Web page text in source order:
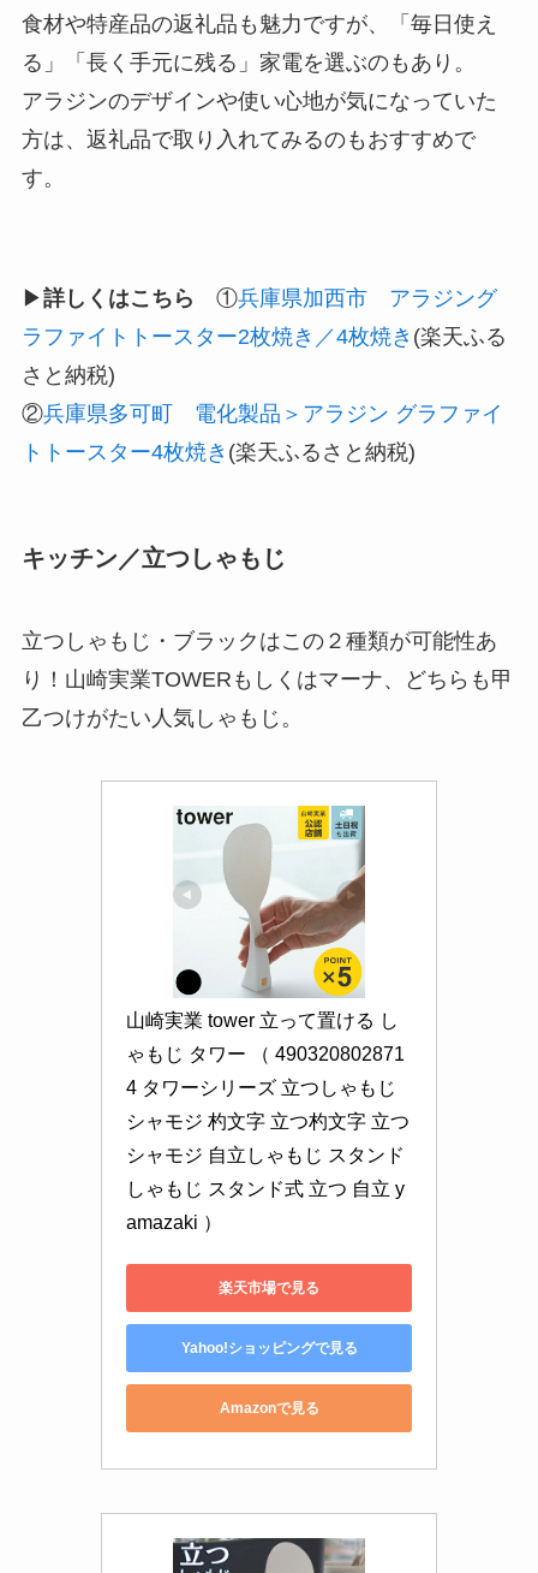
食材や特産品の返礼品も魅力ですが、「毎日使え
る」「長く手元に残る」家電を選ぶのもあり。
アラジンのデザインや使い心地が気になっていた
方は、返礼品で取り入れてみるのもおすすめで
す。
▶︎詳しくはこちら ①兵庫県加西市 アラジング
ラファイトトースター2枚焼き／4枚焼き (楽天ふる
さと納税)
②兵庫県多可町 電化製品＞アラジン グラファイ
トトースター4枚焼き (楽天ふるさと納税)
キッチン／立つしゃもじ
立つしゃもじ・ブラックはこの２種類が可能性あ
り！山崎実業TOWERもしくはマーナ、どちらも甲
乙つけがたい人気しゃもじ。
山崎実業 tower 立って置ける し
ゃもじ タワー （ 490320802871
4 タワーシリーズ 立つしゃもじ
シャモジ 杓文字 立つ杓文字 立つ
シャモジ 自立しゃもじ スタンド
しゃもじ スタンド式 立つ 自立 y
amazaki ）
楽天市場で見る
Yahoo!ショッピングで見る
Amazonで見る